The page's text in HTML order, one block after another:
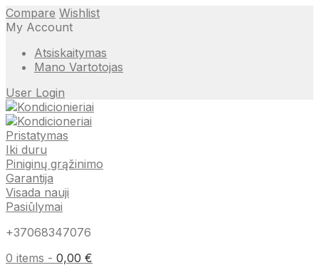
Compare Wishlist
My Account
Atsiskaitymas
Mano Vartotojas
User Login
Pristatymas
Iki duru
Piniginų grąžinimo
Garantija
Visada nauji
Pasiūlymai
+37068347076
0 items - 0,00 €